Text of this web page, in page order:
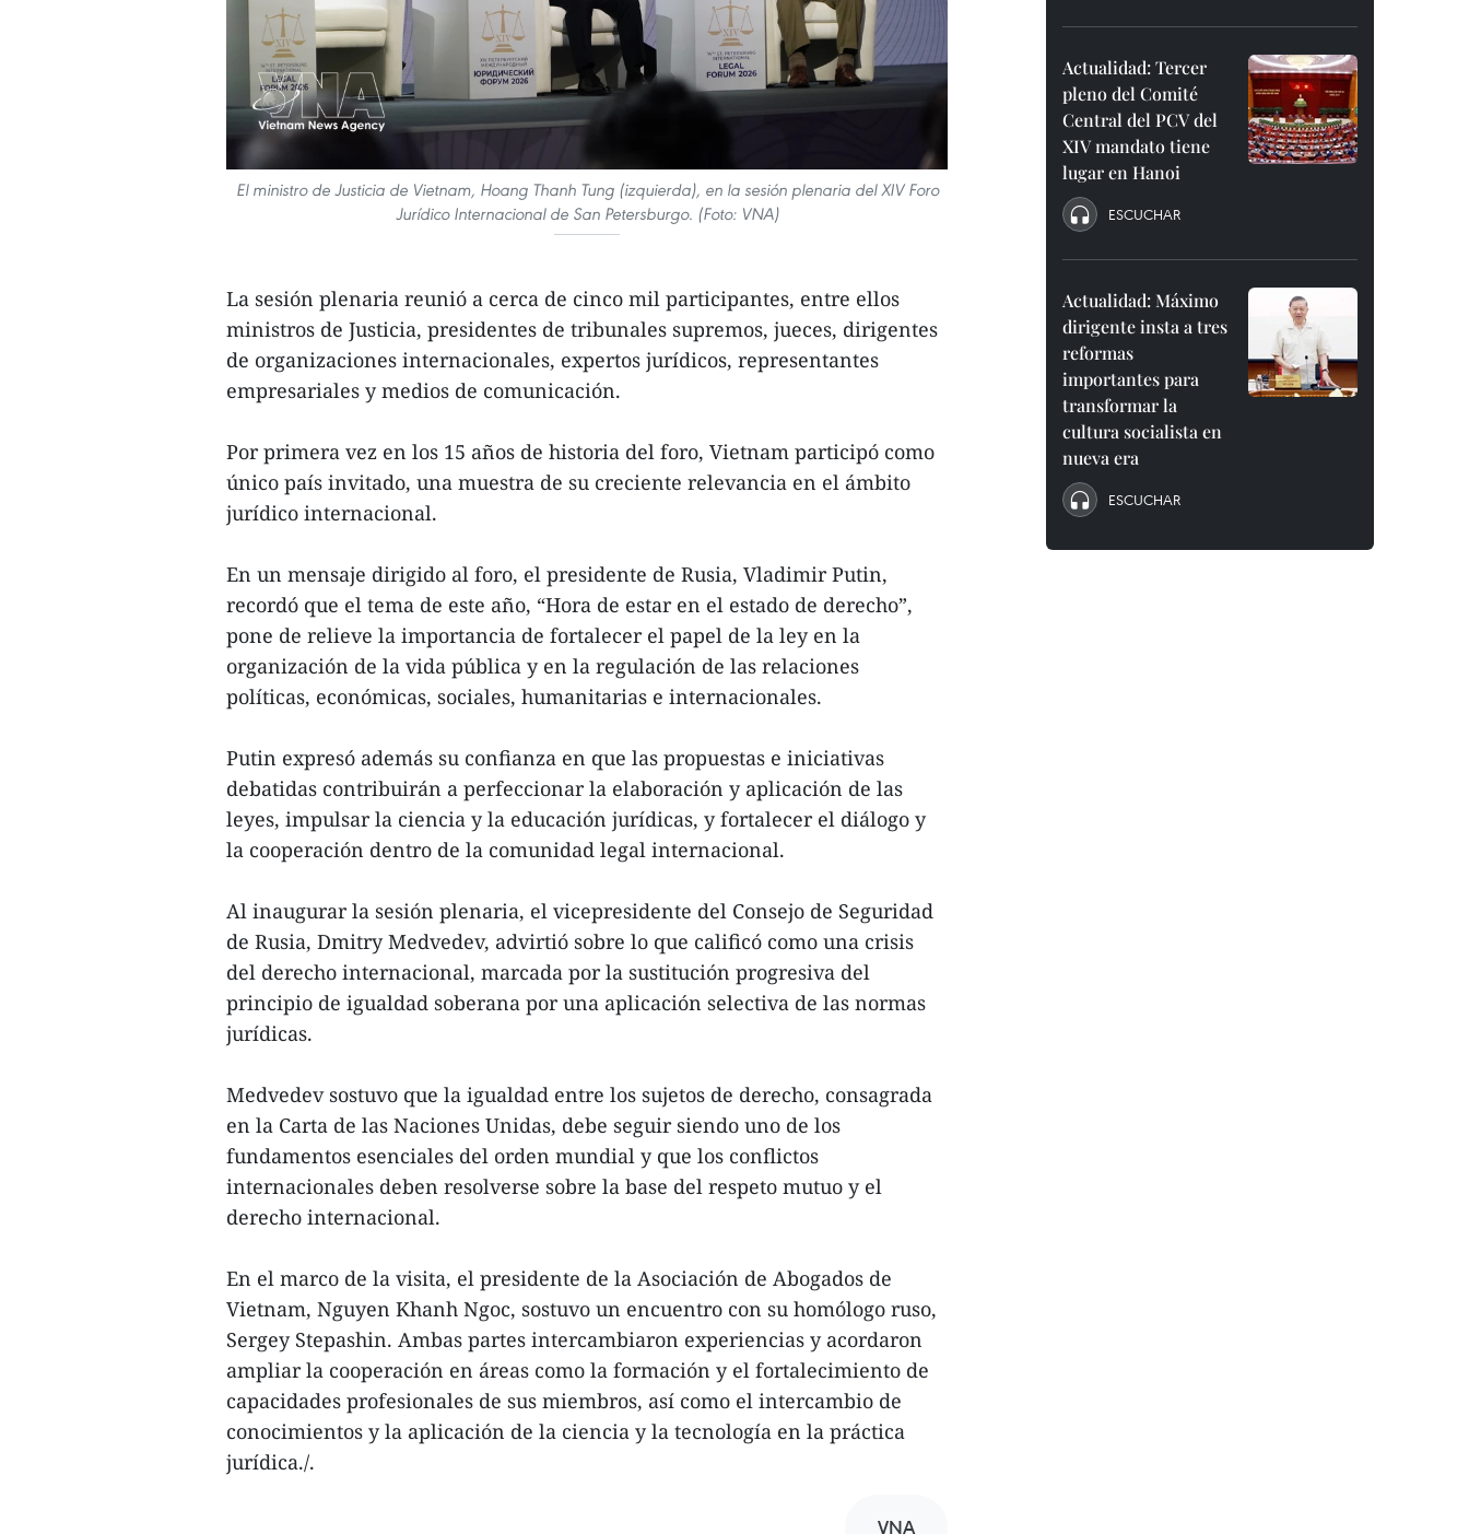
El ministro de Justicia de Vietnam, Hoang Thanh Tung (izquierda), en la sesión plenaria del XIV Foro
Jurídico Internacional de San Petersburgo. (Foto: VNA)
La sesión plenaria reunió a cerca de cinco mil participantes, entre ellos
ministros de Justicia, presidentes de tribunales supremos, jueces, dirigentes
de organizaciones internacionales, expertos jurídicos, representantes
empresariales y medios de comunicación.
Por primera vez en los 15 años de historia del foro, Vietnam participó como
único país invitado, una muestra de su creciente relevancia en el ámbito
jurídico internacional.
En un mensaje dirigido al foro, el presidente de Rusia, Vladimir Putin,
recordó que el tema de este año, “Hora de estar en el estado de derecho”,
pone de relieve la importancia de fortalecer el papel de la ley en la
organización de la vida pública y en la regulación de las relaciones
políticas, económicas, sociales, humanitarias e internacionales.
Putin expresó además su confianza en que las propuestas e iniciativas
debatidas contribuirán a perfeccionar la elaboración y aplicación de las
leyes, impulsar la ciencia y la educación jurídicas, y fortalecer el diálogo y
la cooperación dentro de la comunidad legal internacional.
Al inaugurar la sesión plenaria, el vicepresidente del Consejo de Seguridad
de Rusia, Dmitry Medvedev, advirtió sobre lo que calificó como una crisis
del derecho internacional, marcada por la sustitución progresiva del
principio de igualdad soberana por una aplicación selectiva de las normas
jurídicas.
Medvedev sostuvo que la igualdad entre los sujetos de derecho, consagrada
en la Carta de las Naciones Unidas, debe seguir siendo uno de los
fundamentos esenciales del orden mundial y que los conflictos
internacionales deben resolverse sobre la base del respeto mutuo y el
derecho internacional.
En el marco de la visita, el presidente de la Asociación de Abogados de
Vietnam, Nguyen Khanh Ngoc, sostuvo un encuentro con su homólogo ruso,
Sergey Stepashin. Ambas partes intercambiaron experiencias y acordaron
ampliar la cooperación en áreas como la formación y el fortalecimiento de
capacidades profesionales de sus miembros, así como el intercambio de
conocimientos y la aplicación de la ciencia y la tecnología en la práctica
jurídica./.
VNA
Actualidad: Tercer
pleno del Comité
Central del PCV del
XIV mandato tiene
lugar en Hanoi
ESCUCHAR
Actualidad: Máximo
dirigente insta a tres
reformas
importantes para
transformar la
cultura socialista en
nueva era
ESCUCHAR